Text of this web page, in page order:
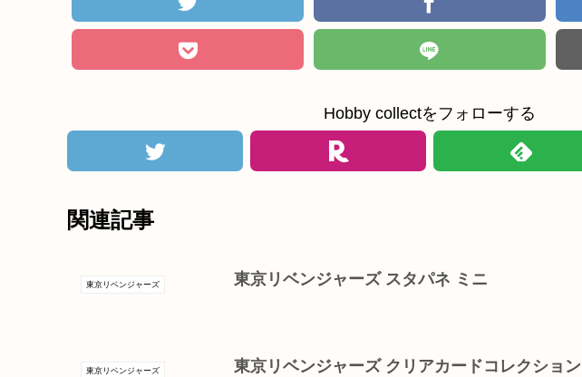
Hobby collectをフォローする
関連記事
東京リベンジャーズ 東京リベンジャーズ スタパネ ミニ
東京リベンジャーズ 東京リベンジャーズ クリアカードコレクション